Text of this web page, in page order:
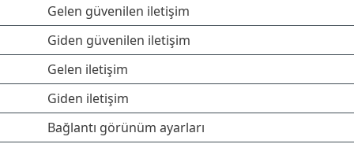
Gelen güvenilen iletişim
Giden güvenilen iletişim
Gelen iletişim
Giden iletişim
Bağlantı görünüm ayarları